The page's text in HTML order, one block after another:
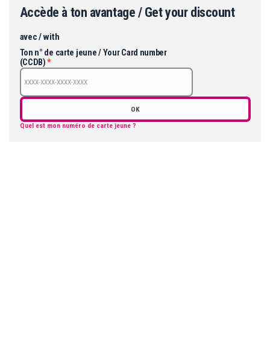
Accède à ton avantage / Get your discount
avec / with
Ton n° de carte jeune / Your Card number
(CCDB)*
OK
Quel est mon numéro de carte jeune ?